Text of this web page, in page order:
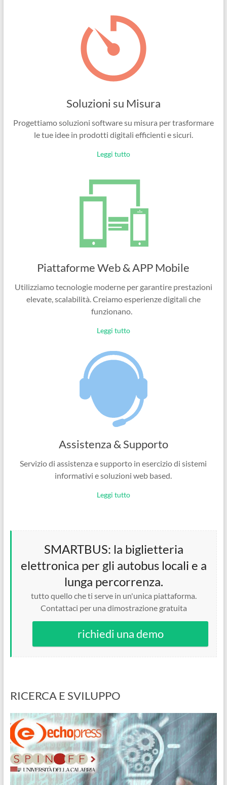
Soluzioni su Misura
Progettiamo soluzioni software su misura per trasformare
le tue idee in prodotti digitali efficienti e sicuri.
Leggi tutto
Piattaforme Web & APP Mobile
Utilizziamo tecnologie moderne per garantire prestazioni
elevate, scalabilità. Creiamo esperienze digitali che
funzionano.
Leggi tutto
Assistenza & Supporto
Servizio di assistenza e supporto in esercizio di sistemi
informativi e soluzioni web based.
Leggi tutto
SMARTBUS: la biglietteria
elettronica per gli autobus locali e a
lunga percorrenza.
tutto quello che ti serve in un'unica piattaforma.
Contattaci per una dimostrazione gratuita
richiedi una demo
RICERCA E SVILUPPO